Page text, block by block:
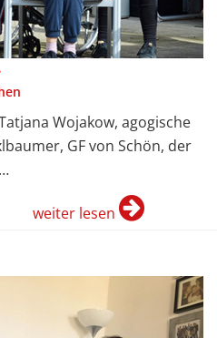
Wojakow, agogische
GF von Schön, der
weiter lesen